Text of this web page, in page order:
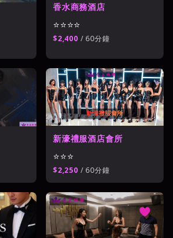
香水商務酒店
⭐⭐⭐⭐
$2,400 / 60分鐘
新濠禮服酒店會所
⭐⭐⭐
$2,250 / 60分鐘